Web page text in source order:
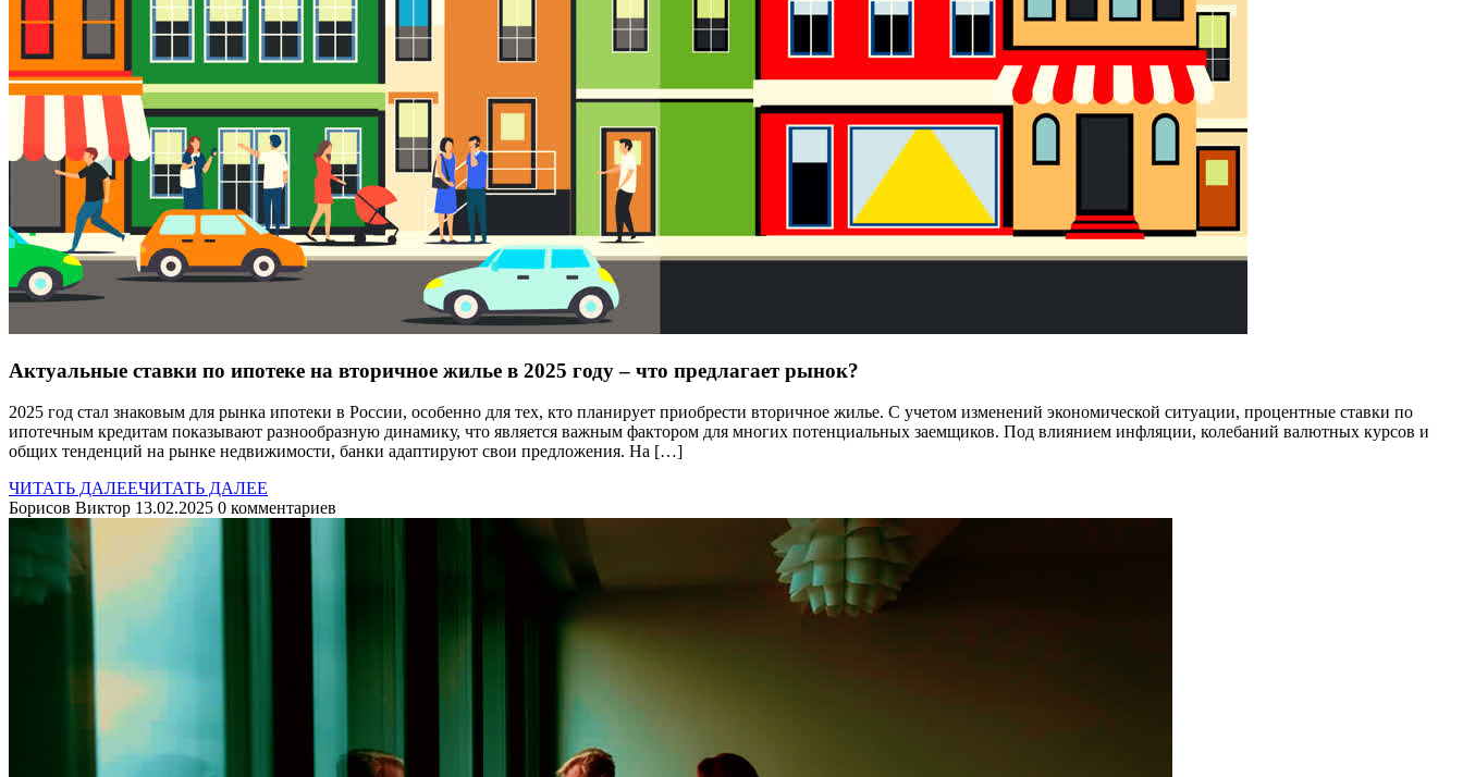
Актуальные ставки по ипотеке на вторичное жилье в 2025 году – что предлагает рынок?
2025 год стал знаковым для рынка ипотеки в России, особенно для тех, кто планирует приобрести вторичное жилье. С учетом изменений экономической ситуации, процентные ставки по
ипотечным кредитам показывают разнообразную динамику, что является важным фактором для многих потенциальных заемщиков. Под влиянием инфляции, колебаний валютных курсов и
общих тенденций на рынке недвижимости, банки адаптируют свои предложения. На […]
ЧИТАТЬ ДАЛЕЕЧИТАТЬ ДАЛЕЕ
Борисов Виктор 13.02.2025 0 комментариев